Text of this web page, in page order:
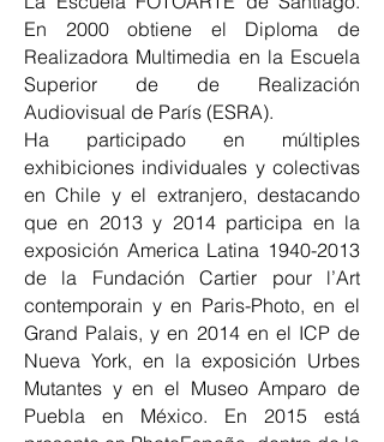
En 2000 obtiene el Diploma de
Realizadora Multimedia en la Escuela
Superior de de Realización
Audiovisual de París (ESRA).
Ha participado en múltiples
exhibiciones individuales y colectivas
en Chile y el extranjero, destacando
que en 2013 y 2014 participa en la
exposición America Latina 1940-2013
de la Fundación Cartier pour l’Art
contemporain y en Paris-Photo, en el
Grand Palais, y en 2014 en el ICP de
Nueva York, en la exposición Urbes
Mutantes y en el Museo Amparo de
Puebla en México. En 2015 está